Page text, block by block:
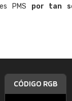
PMS por tan
CÓDIGO RGB